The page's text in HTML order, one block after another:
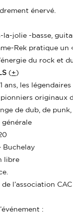
énervé.
la-jolie -basse,
Rek pratique un
du rock et
(+)
ans, les
originaux
de dub, de
générale
Buchelay
libre
l’association CAC
: